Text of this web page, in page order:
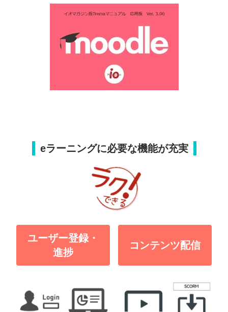
eラーニングに必要な機能が充実
ユーザー登録・
進捗
コンテンツ配信